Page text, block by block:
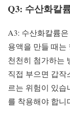
Q3: 수산화칼
A3: 수산화칼륨
용액을 만들 때는
천천히 첨가하는
직접 부으면 갑작
르는 위험이 있
를 착용해야 합니